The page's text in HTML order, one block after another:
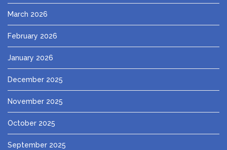
March 2026
February 2026
January 2026
December 2025
November 2025
October 2025
September 2025